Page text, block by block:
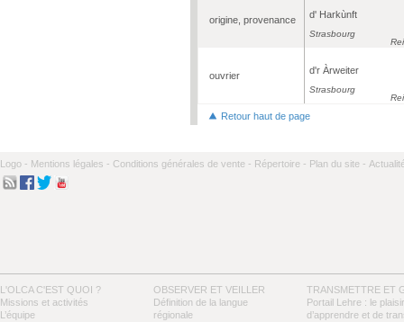
origine, provenance d' Harkùnft
Strasbourg
ouvrier d'r Àrweiter
Strasbourg
Retour haut de page
Logo - Mentions légales - Conditions générales de vente - Répertoire - Plan du site -
L'OLCA C'EST QUOI ?
Missions et activités
L’équipe
OBSERVER ET VEILLER
Définition de la langue
régionale
TRANSMETTRE ET
Portail Lehre : le plaisir
d’apprendre et de